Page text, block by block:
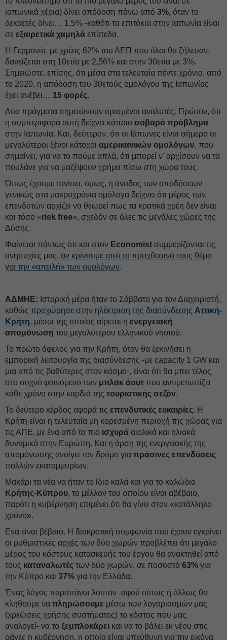
ιαπωνικά χέρια) δίνει απόδοση πάνω από 3%, όταν το
δεκαετές δίνει… 1,5% -καθότι τα επιτόκια στην Ιαπωνία είναι
σε εξαιρετικά χαμηλά επίπεδα.
Η Γερμανία, με χρέος 62% του ΑΕΠ που όλοι θα ζήλευαν,
δανείζεται στη 10ετία με 2,56% και στην 30ετία με 3%.
Σημειώστε, επίσης, ότι μέσα στα τελευταία πέντε χρόνια, από
το 2020, η απόδοση του 30ετούς ομολόγου της Ιαπωνίας
έχει ανέβει… 15 φορές.
Δύο πράγματα σημειώνουν ορισμένοι αναλυτές. Πρώτον, ότι
η συμπεριφορά αυτή δείχνει κάποιο σοβαρό πρόβλημα
στην Ιαπωνία. Και, δεύτερον, ότι οι Ιάπωνες είναι σήμερα οι
μεγαλύτεροι ξένοι κάτοχοι αμερικανικών ομολόγων, που
σημαίνει, για να το πούμε απλά, ότι μπορεί ν' αρχίσουν να τα
πουλάνε για να μαζέψουν χρήμα πίσω στη χώρα τους.
Όπως έχουμε τονίσει, όμως, η άνοδος των αποδόσεων
γενικώς στα μακροχρόνια ομόλογα δείχνει ότι μέρος των
επενδυτών αρχίζει να θεωρεί πως τα κρατικά χρέη δεν είναι
και τόσο «risk free», σχεδόν σε όλες τις μεγάλες χώρες της
Δύσης.
Φαίνεται πάντως ότι και στον Economist συμμερίζονται τις
ανησυχίες μας, αν κρίνουμε από το προχθεσινό τους θέμα
για την «απειλή» των ομολόγων.
ΑΔΜΗΕ: Ιστορική μέρα ήταν το Σάββατο για τον Διαχειριστή,
καθώς προχώρησε στην ηλέκτριση της διασύνδεσης Αττική-
Κρήτη, μέσω της οποίας αίρεται η ενεργειακή
απομόνωση του μεγαλύτερου ελληνικού νησιού.
Το πρώτο όφελος για την Κρήτη, όταν θα ξεκινήσει η
εμπορική λειτουργία της διασύνδεσης -με capacity 1 GW και
μια από τις βαθύτερες στον κόσμο-, είναι ότι θα μπει τέλος
στο συχνό φαινόμενο των μπλακ άουτ που αντιμετωπίζει
κάθε χρόνο στην καρδιά της τουριστικής σεζόν.
Το δεύτερο κέρδος αφορά τις επενδυτικές ευκαιρίες. Η
Κρήτη είναι η τελευταία μη κορεσμένη περιοχή της χώρας για
τις ΑΠΕ, με ένα από τα πιο ισχυρά αιολικά και ηλιακά
δυναμικά στην Ευρώπη. Και η άρση της ενεργειακής της
απομόνωσης ανοίγει τον δρόμο για πράσινες επενδύσεις
πολλών εκατομμυρίων.
Μακάρι τα νέα να ήταν το ίδιο καλά και για το καλώδιο
Κρήτης-Κύπρου, το μέλλον του οποίου είναι αβέβαιο,
παρότι η κυβέρνηση επιμένει ότι θα γίνει στον «κατάλληλο
χρόνο».
Ενα είναι βέβαιο. Η διακρατική συμφωνία που έχουν εγκρίνει
οι ρυθμιστικές αρχές των δύο χωρών προβλέπει ότι μεγάλο
μέρος του κόστους κατασκευής του έργου θα ανακτηθεί από
τους καταναλωτές των δύο χωρών, σε ποσοστά 63% για
την Κύπρο και 37% για την Ελλάδα.
Ένας λόγος παραπάνω λοιπόν -αφού ούτως ή άλλως θα
κληθούμε να πληρώσουμε μέσω των λογαριασμών μας
(χρεώσεις χρήσης συστήματος) το κόστος που μας
αναλογεί- να το ξεμπλοκάρει και να το βάλει εκ νέου στις
ράγες η κυβέρνηση, η οποία είναι υπεύθυνη για την εικόνα